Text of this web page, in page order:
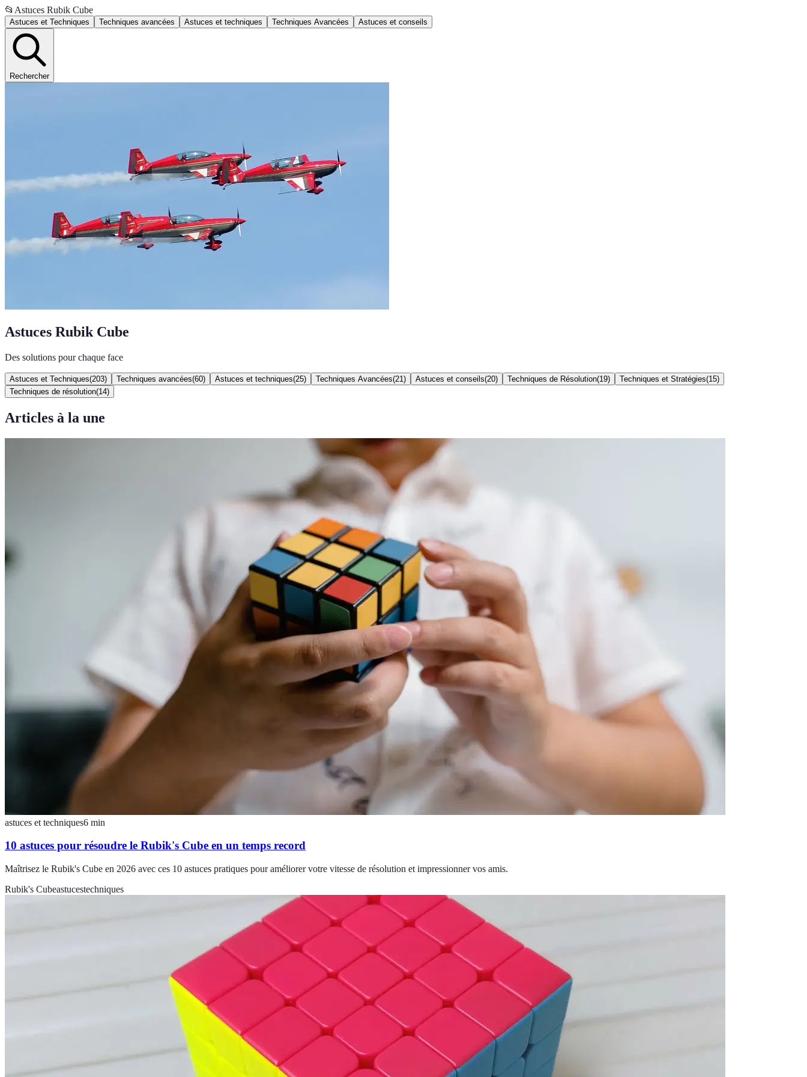
📂 Astuces Rubik Cube
Astuces et Techniques Techniques avancées Astuces et techniques Techniques Avancées Astuces et conseils
Rechercher
Astuces Rubik Cube
Des solutions pour chaque face
Astuces et Techniques(203) Techniques avancées(60) Astuces et techniques(25) Techniques Avancées(21 ) Astuces et conseils(20) Techniques de Résolution(19) Techniques et Stratégies(15)
Techniques de résolution(14)
Articles à la une
astuces et techniques6 min
10 astuces pour résoudre le Rubik's Cube en un temps record
Maîtrisez le Rubik's Cube en 2026 avec ces 10 astuces pratiques pour améliorer votre vitesse de résolution et impressionner vos amis.
Rubik's Cubeastucestechniques